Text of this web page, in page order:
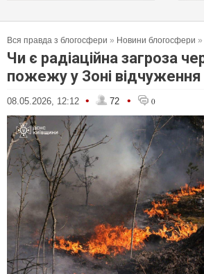
Вся правда з блогосфери » Новини блогосфери »
Чи є радіаційна загроза
пожежу у Зоні відчуження
08.05.2026, 12:12 • 72 • 0